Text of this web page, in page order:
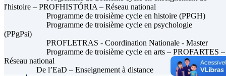
l'histoire – PROFHISTÓRIA – Réseau national
Programme de troisième cycle en histoire (PPGH)
Programme de troisième cycle en psychologie
(PPgPsi)
PROFLETRAS - Coordination Nationale - Master
Programme de troisième cycle en arts – PROFARTES –
Réseau national
De l’EaD – Enseignement à distance